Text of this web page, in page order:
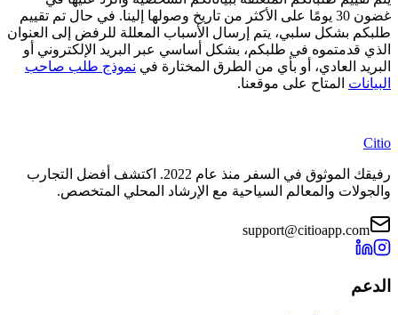
غضون 30 يومًا على الأكثر من تاريخ وصولها إلينا. في حال تم تقييم
طلبكم بشكل سلبي، يتم إرسال الأسباب المعللة للرفض إلى العنوان
الذي قدمتموه في طلبكم، بشكل أساسي عبر البريد الإلكتروني أو
البريد العادي، أو بأي من الطرق المختارة في نموذج طلب صاحب
البيانات المتاح على موقعنا.
Citio
رفيقك الموثوق في السفر منذ عام 2022. اكتشف أفضل التجارب
والجولات والمعالم السياحية مع الإرشاد المحلي المتخصص.
support@citioapp.com
الدعم